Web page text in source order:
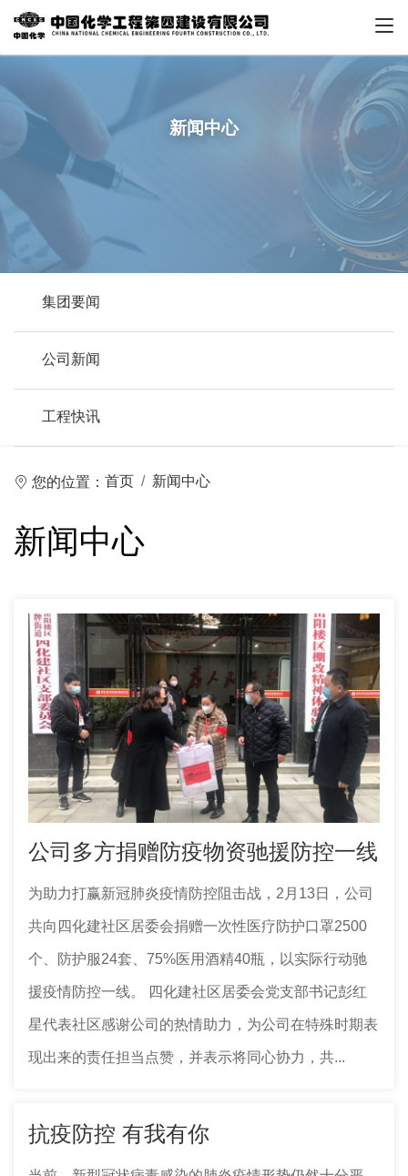
新闻中心
集团要闻
公司新闻
工程快讯
您的位置： 首页 新闻中心
新闻中心
公司多方捐赠防疫物资驰援防控一线
为助力打赢新冠肺炎疫情防控阻击战，2月13日，公司
共向四化建社区居委会捐赠一次性医疗防护口罩2500
个、防护服24套、75%医用酒精40瓶，以实际行动驰
援疫情防控一线。 四化建社区居委会党支部书记彭红
星代表社区感谢公司的热情助力，为公司在特殊时期表
现出来的责任担当点赞，并表示将同心协力，共...
抗疫防控 有我有你